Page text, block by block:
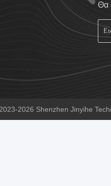
Θα
2026 Shenzhen Jinyihe